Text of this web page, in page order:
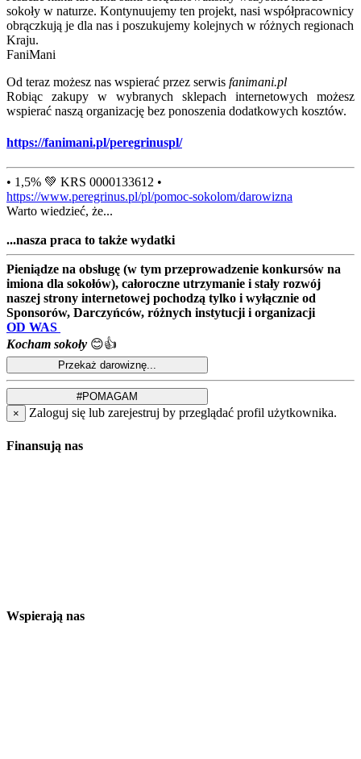
sokoły w naturze. Kontynuujemy ten projekt, nasi współpracownicy
obrączkują je dla nas i poszukujemy kolejnych w różnych regionach
Kraju.
FaniMani
Od teraz możesz nas wspierać przez serwis fanimani.pl
Robiąc zakupy w wybranych sklepach internetowych możesz
wspierać naszą organizację bez ponoszenia dodatkowych kosztów.
https://fanimani.pl/peregrinuspl/
• 1,5% 💚 KRS 0000133612 •
https://www.peregrinus.pl/pl/pomoc-sokolom/darowizna
Warto wiedzieć, że...
...nasza praca to także wydatki
Pieniądze na obsługę (w tym przeprowadzenie konkursów na
imiona dla sokołów), całoroczne utrzymanie i stały rozwój
naszej strony internetowej pochodzą tylko i wyłącznie od
Sponsorów, Darczyńców, różnych instytucji i organizacji
OD WAS
Kocham sokoły 😊👍
× Zaloguj się lub zarejestruj by przeglądać profil użytkownika.
Finansują nas
Wspierają nas